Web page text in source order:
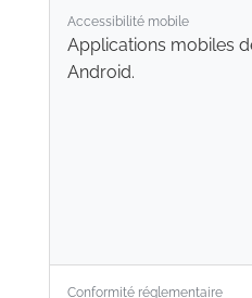
E-mail Marketing
SMS Marketing
Internet des Objets
Accessibilité mobile
Applications mobiles
Android.
Conformité réglementaire